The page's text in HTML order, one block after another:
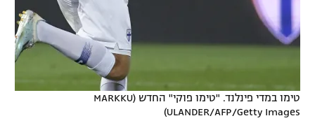
טימו במדי פינלנד. "טימו פוקי" החדש (MARKKU
ULANDER/AFP/Getty Images)